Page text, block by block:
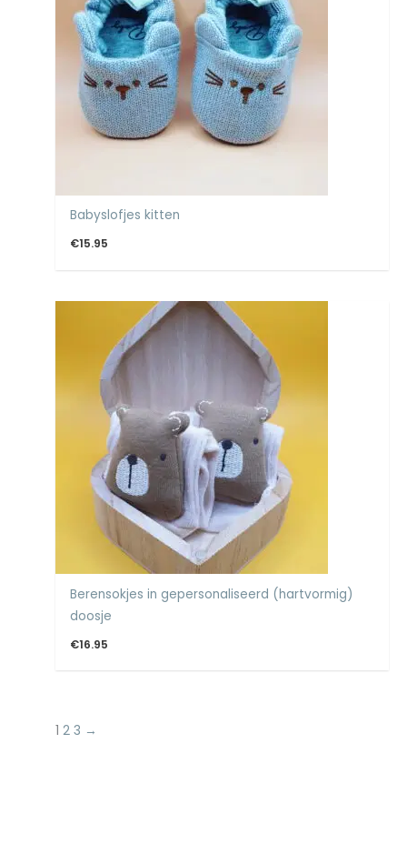
Babyslofjes kitten
€15.95
Berensokjes in gepersonaliseerd (hartvormig)
doosje
€16.95
1 2 3 →